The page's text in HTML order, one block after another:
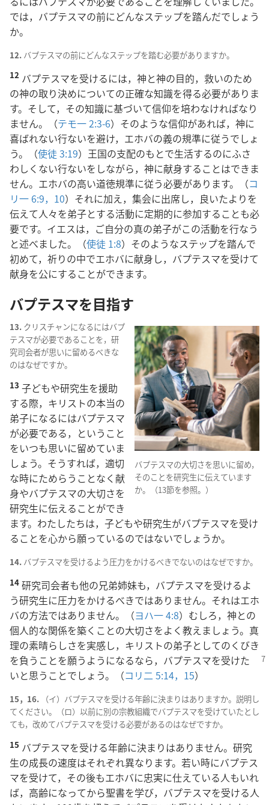
では，バプテスマの前にどんなステップを踏んだでしょう
か。
12. バプテスマの前にどんなステップを踏む必要がありますか。
12 バプテスマを受けるには，神と神の目的，救いのため
の神の取り決めについての正確な知識を得る必要がありま
す。そして，その知識に基づいて信仰を培わなければなり
ません。（テモ一 2:3-6）そのような信仰があれば，神に
喜ばれない行ないを避け，エホバの義の規準に従うでしょ
う。（使徒 3:19）王国の支配のもとで生活するのにふさ
わしくない行ないをしながら，神に献身することはできま
せん。エホバの高い道徳規準に従う必要があります。（コ
リ一 6:9，10）それに加え，集会に出席し，良いたよりを
伝えて人々を弟子とする活動に定期的に参加することも必
要です。イエスは，ご自分の真の弟子がこの活動を行なう
と述べました。（使徒 1:8）そのようなステップを踏んで
初めて，祈りの中でエホバに献身し，バプテスマを受けて
献身を公にすることができます。
バプテスマを目指す
バプテスマの大切さを思いに留め，
そのことを研究生に伝えています
か。（13節を参照。）
13. クリスチャンになるにはバプ
テスマが必要であることを，研
究司会者が思いに留めるべきな
のはなぜですか。
13 子どもや研究生を援助
する際，キリストの本当の
弟子になるにはバプテスマ
が必要である，ということ
をいつも思いに留めていま
しょう。そうすれば，適切
な時にためらうことなく献
身やバプテスマの大切さを
研究生に伝えることができ
ます。わたしたちは，子どもや研究生がバプテスマを受け
ることを心から願っているのではないでしょうか。
14. バプテスマを受けるよう圧力をかけるべきでないのはなぜですか。
14 研究司会者も他の兄弟姉妹も，バプテスマを受けるよ
う研究生に圧力をかけるべきではありません。それはエホ
バの方法ではありません。（ヨハ一 4:8）むしろ，神との
個人的な関係を築くことの大切さをよく教えましょう。真
理の素晴らしさを実感し，キリストの弟子としてのくびき
を負うことを願うようになるなら，バプテスマを受けた
いと思うことでしょう。（コリ二 5:14，15）
15，16. （イ）バプテスマを受ける年齢に決まりはありますか。説明し
てください。（ロ）以前に別の宗教組織でバプテスマを受けていたとし
ても，改めてバプテスマを受ける必要があるのはなぜですか。
15 バプテスマを受ける年齢に決まりはありません。研究
生の成長の速度はそれぞれ異なります。若い時にバプテス
マを受けて，その後もエホバに忠実に仕えている人もいれ
ば，高齢になってから聖書を学び，バプテスマを受ける人